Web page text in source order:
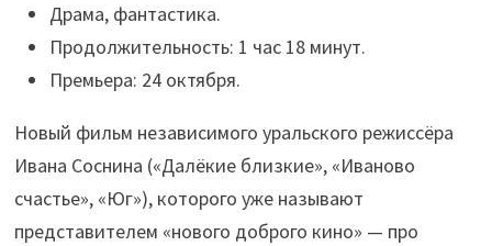
Драма, фантастика.
Продолжительность: 1 час 18 минут.
Премьера: 24 октября.
Новый фильм независимого уральского режиссёра
Ивана Соснина («Далёкие близкие», «Иваново
счастье», «Юг»), которого уже называют
представителем «нового доброго кино» — про